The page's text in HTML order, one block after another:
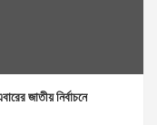
জাতীয় নির্বাচনে